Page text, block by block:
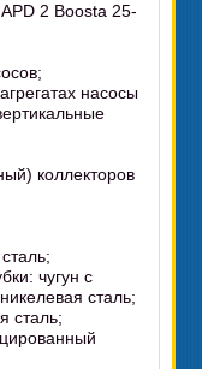
2 Boosta 25-
насосы
коллекторов
чугун с
сталь;
сталь;